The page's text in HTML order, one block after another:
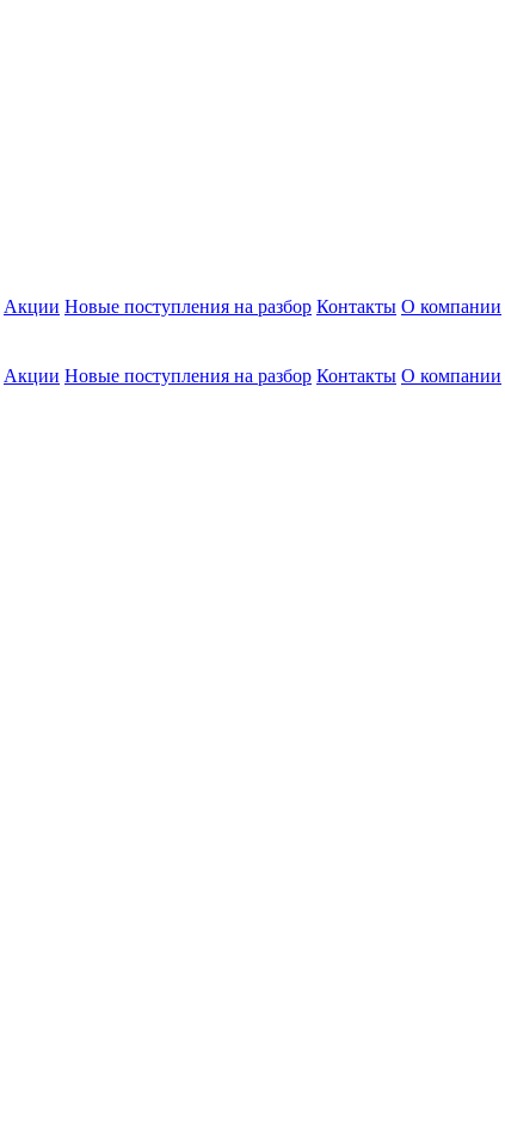
Акции Новые поступления на разбор Контакты О компании
Акции Новые поступления на разбор Контакты О компании